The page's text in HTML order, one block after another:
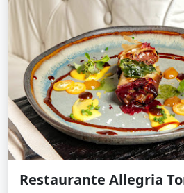
Restaurante Allegria